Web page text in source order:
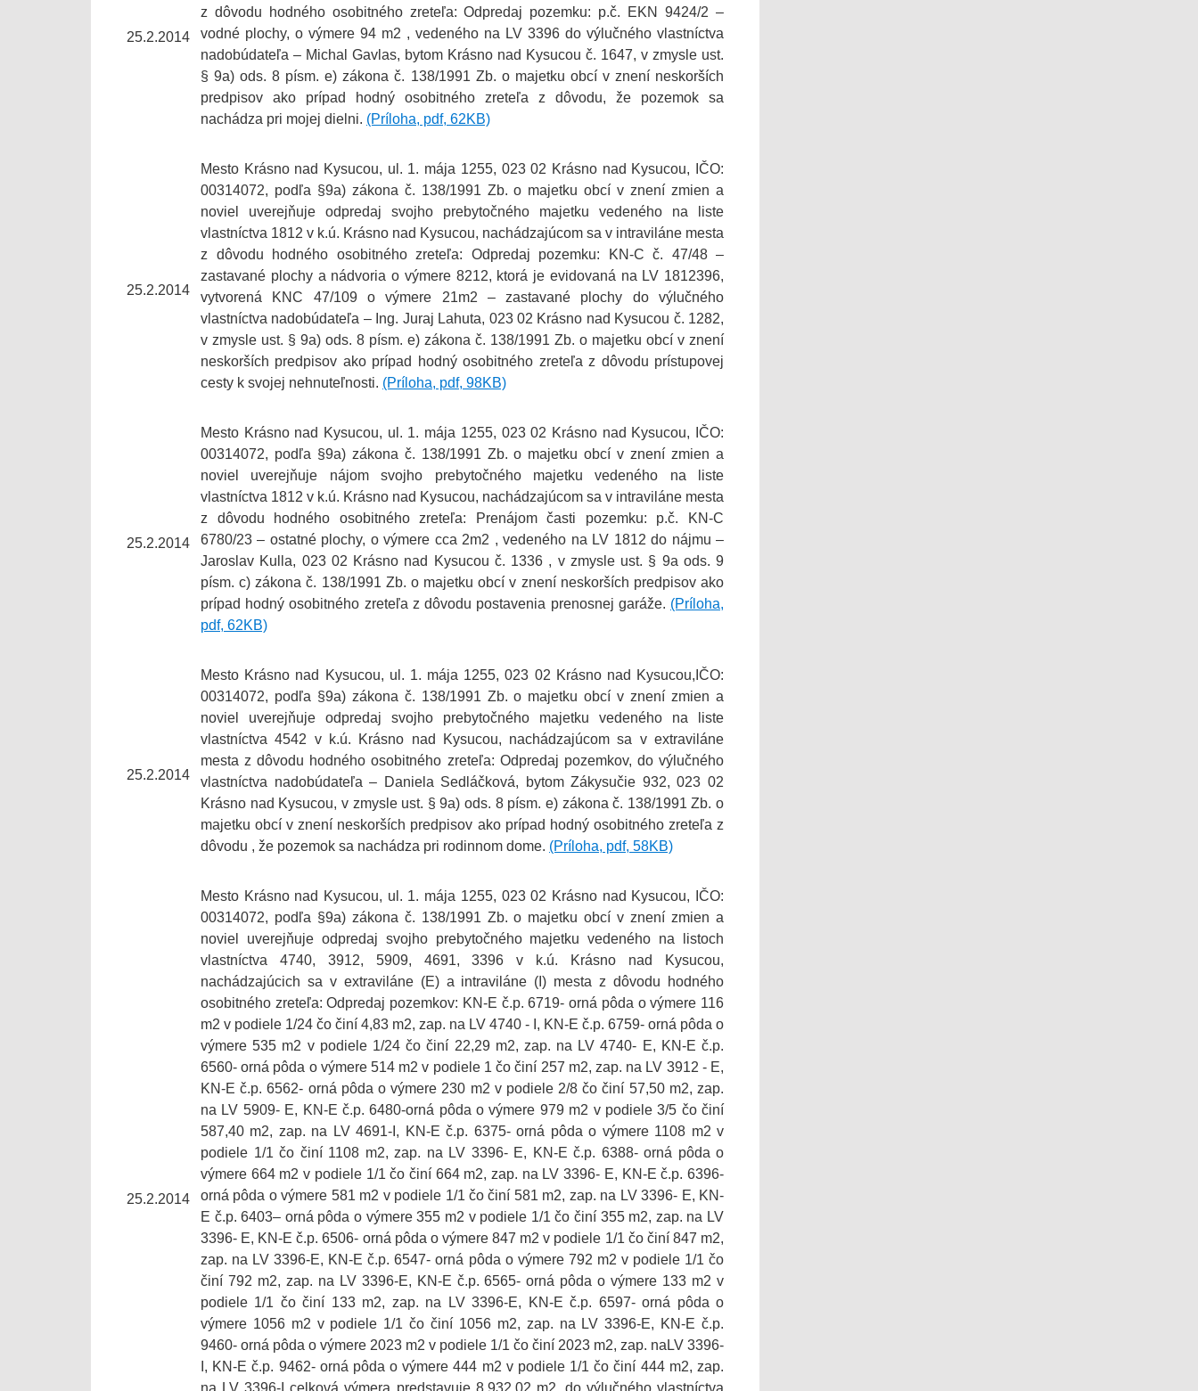
25.2.2014
z dôvodu hodného osobitného zreteľa: Odpredaj pozemku: p.č. EKN 9424/2 –
vodné plochy, o výmere 94 m2 , vedeného na LV 3396 do výlučného vlastníctva
nadobúdateľa – Michal Gavlas, bytom Krásno nad Kysucou č. 1647, v zmysle ust.
§ 9a) ods. 8 písm. e) zákona č. 138/1991 Zb. o majetku obcí v znení neskorších
predpisov ako prípad hodný osobitného zreteľa z dôvodu, že pozemok sa
nachádza pri mojej dielni. (Príloha, pdf, 62KB)
25.2.2014
Mesto Krásno nad Kysucou, ul. 1. mája 1255, 023 02 Krásno nad Kysucou, IČO:
00314072, podľa §9a) zákona č. 138/1991 Zb. o majetku obcí v znení zmien a
noviel uverejňuje odpredaj svojho prebytočného majetku vedeného na liste
vlastníctva 1812 v k.ú. Krásno nad Kysucou, nachádzajúcom sa v intraviláne mesta
z dôvodu hodného osobitného zreteľa: Odpredaj pozemku: KN-C č. 47/48 –
zastavané plochy a nádvoria o výmere 8212, ktorá je evidovaná na LV 1812396,
vytvorená KNC 47/109 o výmere 21m2 – zastavané plochy do výlučného
vlastníctva nadobúdateľa – Ing. Juraj Lahuta, 023 02 Krásno nad Kysucou č. 1282,
v zmysle ust. § 9a) ods. 8 písm. e) zákona č. 138/1991 Zb. o majetku obcí v znení
neskorších predpisov ako prípad hodný osobitného zreteľa z dôvodu prístupovej
cesty k svojej nehnuteľnosti. (Príloha, pdf, 98KB)
25.2.2014
Mesto Krásno nad Kysucou, ul. 1. mája 1255, 023 02 Krásno nad Kysucou, IČO:
00314072, podľa §9a) zákona č. 138/1991 Zb. o majetku obcí v znení zmien a
noviel uverejňuje nájom svojho prebytočného majetku vedeného na liste
vlastníctva 1812 v k.ú. Krásno nad Kysucou, nachádzajúcom sa v intraviláne mesta
z dôvodu hodného osobitného zreteľa: Prenájom časti pozemku: p.č. KN-C
6780/23 – ostatné plochy, o výmere cca 2m2 , vedeného na LV 1812 do nájmu –
Jaroslav Kulla, 023 02 Krásno nad Kysucou č. 1336 , v zmysle ust. § 9a ods. 9
písm. c) zákona č. 138/1991 Zb. o majetku obcí v znení neskorších predpisov ako
prípad hodný osobitného zreteľa z dôvodu postavenia prenosnej garáže. (Príloha,
pdf, 62KB)
25.2.2014
Mesto Krásno nad Kysucou, ul. 1. mája 1255, 023 02 Krásno nad Kysucou,IČO:
00314072, podľa §9a) zákona č. 138/1991 Zb. o majetku obcí v znení zmien a
noviel uverejňuje odpredaj svojho prebytočného majetku vedeného na liste
vlastníctva 4542 v k.ú. Krásno nad Kysucou, nachádzajúcom sa v extraviláne
mesta z dôvodu hodného osobitného zreteľa: Odpredaj pozemkov, do výlučného
vlastníctva nadobúdateľa – Daniela Sedláčková, bytom Zákysučie 932, 023 02
Krásno nad Kysucou, v zmysle ust. § 9a) ods. 8 písm. e) zákona č. 138/1991 Zb. o
majetku obcí v znení neskorších predpisov ako prípad hodný osobitného zreteľa z
dôvodu , že pozemok sa nachádza pri rodinnom dome. (Príloha, pdf, 58KB)
25.2.2014
Mesto Krásno nad Kysucou, ul. 1. mája 1255, 023 02 Krásno nad Kysucou, IČO:
00314072, podľa §9a) zákona č. 138/1991 Zb. o majetku obcí v znení zmien a
noviel uverejňuje odpredaj svojho prebytočného majetku vedeného na listoch
vlastníctva 4740, 3912, 5909, 4691, 3396 v k.ú. Krásno nad Kysucou,
nachádzajúcich sa v extraviláne (E) a intraviláne (I) mesta z dôvodu hodného
osobitného zreteľa: Odpredaj pozemkov: KN-E č.p. 6719- orná pôda o výmere 116
m2 v podiele 1/24 čo činí 4,83 m2, zap. na LV 4740 - I, KN-E č.p. 6759- orná pôda o
výmere 535 m2 v podiele 1/24 čo činí 22,29 m2, zap. na LV 4740- E, KN-E č.p.
6560- orná pôda o výmere 514 m2 v podiele 1 čo činí 257 m2, zap. na LV 3912 - E,
KN-E č.p. 6562- orná pôda o výmere 230 m2 v podiele 2/8 čo činí 57,50 m2, zap.
na LV 5909- E, KN-E č.p. 6480-orná pôda o výmere 979 m2 v podiele 3/5 čo činí
587,40 m2, zap. na LV 4691-I, KN-E č.p. 6375- orná pôda o výmere 1108 m2 v
podiele 1/1 čo činí 1108 m2, zap. na LV 3396- E, KN-E č.p. 6388- orná pôda o
výmere 664 m2 v podiele 1/1 čo činí 664 m2, zap. na LV 3396- E, KN-E č.p. 6396-
orná pôda o výmere 581 m2 v podiele 1/1 čo činí 581 m2, zap. na LV 3396- E, KN-
E č.p. 6403– orná pôda o výmere 355 m2 v podiele 1/1 čo činí 355 m2, zap. na LV
3396- E, KN-E č.p. 6506- orná pôda o výmere 847 m2 v podiele 1/1 čo činí 847 m2,
zap. na LV 3396-E, KN-E č.p. 6547- orná pôda o výmere 792 m2 v podiele 1/1 čo
činí 792 m2, zap. na LV 3396-E, KN-E č.p. 6565- orná pôda o výmere 133 m2 v
podiele 1/1 čo činí 133 m2, zap. na LV 3396-E, KN-E č.p. 6597- orná pôda o
výmere 1056 m2 v podiele 1/1 čo činí 1056 m2, zap. na LV 3396-E, KN-E č.p.
9460- orná pôda o výmere 2023 m2 v podiele 1/1 čo činí 2023 m2, zap. naLV 3396-
I, KN-E č.p. 9462- orná pôda o výmere 444 m2 v podiele 1/1 čo činí 444 m2, zap.
na LV 3396-I celková výmera predstavuje 8.932,02 m2, do výlučného vlastníctva